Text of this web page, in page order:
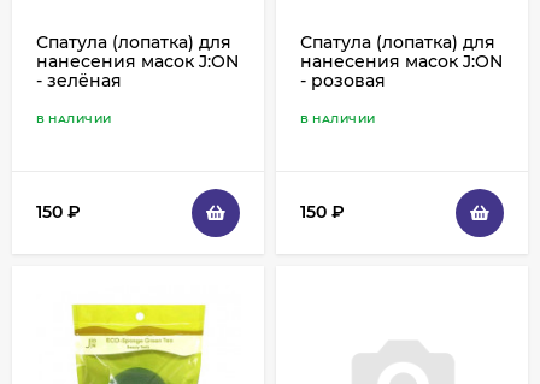
Спатула (лопатка) для
нанесения масок J:ON
- зелёная
В НАЛИЧИИ
150 ₽
Спатула (лопатка) для
нанесения масок J:ON
- розовая
В НАЛИЧИИ
150 ₽